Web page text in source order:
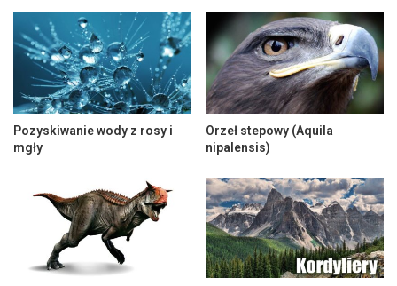
Pozyskiwanie wody z rosy i
mgły
Orzeł stepowy (Aquila
nipalensis)